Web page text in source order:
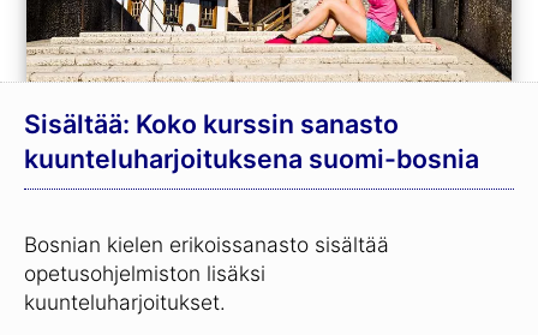
Sisältää: Koko kurssin sanasto
kuunteluharjoituksena suomi-bosnia
Bosnian kielen erikoissanasto sisältää
opetusohjelmiston lisäksi
kuunteluharjoitukset.